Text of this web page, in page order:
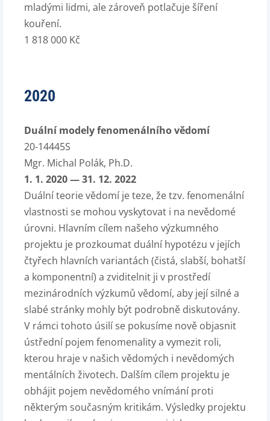
mladými lidmi, ale zároveň potlačuje šíření
kouření.
1 818 000 Kč
2020
Duální modely fenomenálního vědomí
20-14445S
Mgr. Michal Polák, Ph.D.
1. 1. 2020 — 31. 12. 2022
Duální teorie vědomí je teze, že tzv. fenomenální
vlastnosti se mohou vyskytovat i na nevědomé
úrovni. Hlavním cílem našeho výzkumného
projektu je prozkoumat duální hypotézu v jejích
čtyřech hlavních variantách (čistá, slabší, bohatší
a komponentní) a zviditelnit ji v prostředí
mezinárodních výzkumů vědomí, aby její silné a
slabé stránky mohly být podrobně diskutovány.
V rámci tohoto úsilí se pokusíme nově objasnit
ústřední pojem fenomenality a vymezit roli,
kterou hraje v našich vědomých i nevědomých
mentálních životech. Dalším cílem projektu je
obhájit pojem nevědomého vnímání proti
některým současným kritikám. Výsledky projektu